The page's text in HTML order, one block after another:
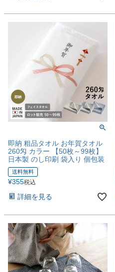
即納 粗品タオル お年賀タオル
260匁 カラー 【50枚～99枚】
日本製 のし印刷 袋入り 個包装
送料無料
¥355税込
詳細を見る